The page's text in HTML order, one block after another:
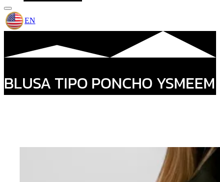
EN
BLUSA TIPO PONCHO